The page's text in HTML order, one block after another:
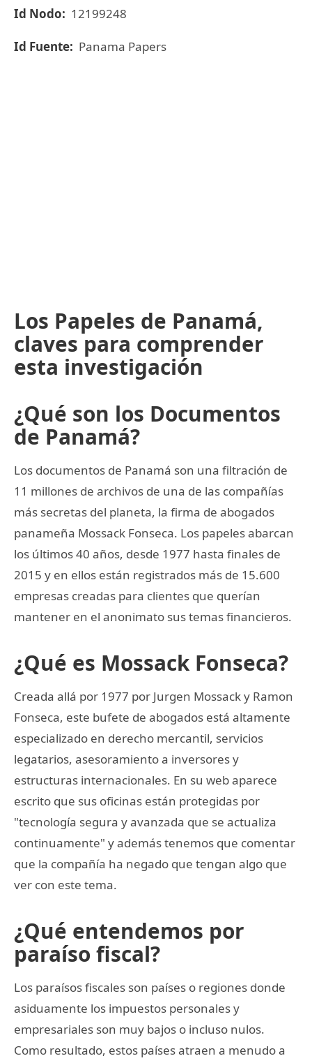
Id Nodo: 12199248
Id Fuente: Panama Papers
Los Papeles de Panamá,
claves para comprender
esta investigación
¿Qué son los Documentos
de Panamá?
Los documentos de Panamá son una filtración de
11 millones de archivos de una de las compañías
más secretas del planeta, la firma de abogados
panameña Mossack Fonseca. Los papeles abarcan
los últimos 40 años, desde 1977 hasta finales de
2015 y en ellos están registrados más de 15.600
empresas creadas para clientes que querían
mantener en el anonimato sus temas financieros.
¿Qué es Mossack Fonseca?
Creada allá por 1977 por Jurgen Mossack y Ramon
Fonseca, este bufete de abogados está altamente
especializado en derecho mercantil, servicios
legatarios, asesoramiento a inversores y
estructuras internacionales. En su web aparece
escrito que sus oficinas están protegidas por
"tecnología segura y avanzada que se actualiza
continuamente" y además tenemos que comentar
que la compañía ha negado que tengan algo que
ver con este tema.
¿Qué entendemos por
paraíso fiscal?
Los paraísos fiscales son países o regiones donde
asiduamente los impuestos personales y
empresariales son muy bajos o incluso nulos.
Como resultado, estos países atraen a menudo a